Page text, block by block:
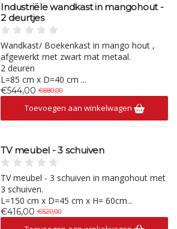
Industriële wandkast in mangohout -
2 deurtjes
Wandkast/ Boekenkast in mango hout ,
afgewerkt met zwart mat metaal.
2 deuren
L=85 cm x D=40 cm ...
€544,00 €680,00
Toevoegen aan winkelwagen
TV meubel - 3 schuiven
TV meubel - 3 schuiven in mangohout met
3 schuiven.
L=150 cm x D=45 cm x H= 60cm...
€416,00 €520,00